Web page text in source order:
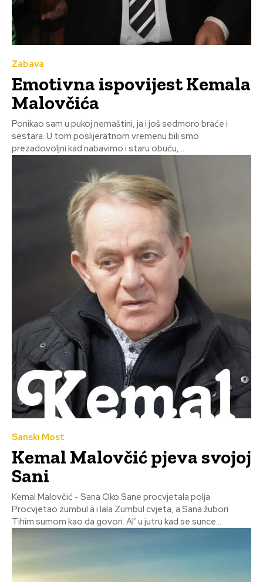
Zabava
Emotivna ispovijest Kemala
Malovčića
Ponikao sam u pukoj nemaštini, ja i još sedmoro braće i
sestara. U tom poslijeratnom vremenu bili smo
prezadovoljni kad nabavimo i staru obuću,...
Sanski Most
Kemal Malovčić pjeva svojoj
Sani
Kemal Malovčić - Sana Oko Sane procvjetala polja
Procvjetao zumbul a i lala Zumbul cvjeta, a Sana žubori
Tihim sumom kao da govori. Al’ u jutru kad se sunce...